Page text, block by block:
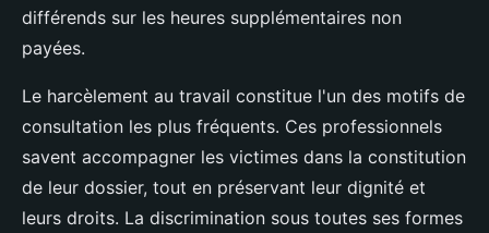
différends sur les heures supplémentaires non
payées.
Le harcèlement au travail constitue l'un des motifs de
consultation les plus fréquents. Ces professionnels
savent accompagner les victimes dans la constitution
de leur dossier, tout en préservant leur dignité et
leurs droits. La discrimination sous toutes ses formes